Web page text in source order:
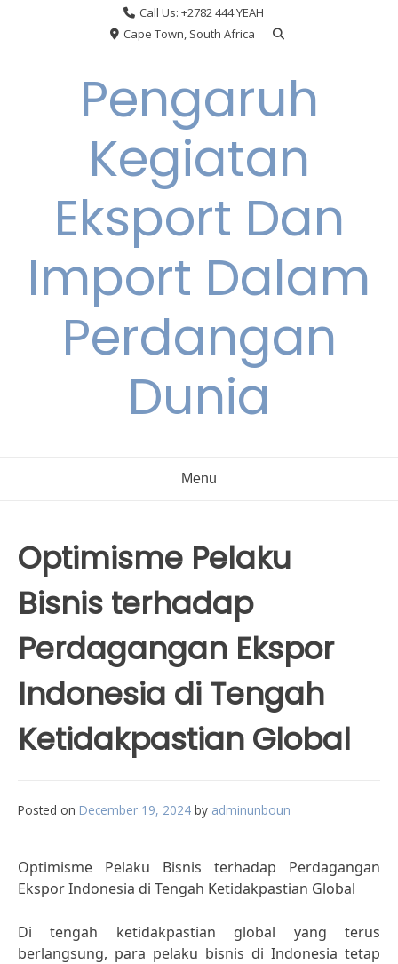
Call Us: +2782 444 YEAH
Cape Town, South Africa
Pengaruh
Kegiatan
Eksport Dan
Import Dalam
Perdangan
Dunia
Menu
Optimisme Pelaku
Bisnis terhadap
Perdagangan Ekspor
Indonesia di Tengah
Ketidakpastian Global
Posted on December 19, 2024 by adminunboun
Optimisme Pelaku Bisnis terhadap Perdagangan
Ekspor Indonesia di Tengah Ketidakpastian Global
Di tengah ketidakpastian global yang terus
berlangsung, para pelaku bisnis di Indonesia tetap